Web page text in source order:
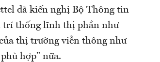
đã kiến nghị Bộ Thông tin
trí thống lĩnh thị phần như
thị trường viễn thông như
hợp" nữa.